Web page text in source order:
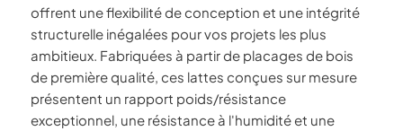
offrent une flexibilité de conception et une intégrité
structurelle inégalées pour vos projets les plus
ambitieux. Fabriquées à partir de placages de bois
de première qualité, ces lattes conçues sur mesure
présentent un rapport poids/résistance
exceptionnel, une résistance à l'humidité et une